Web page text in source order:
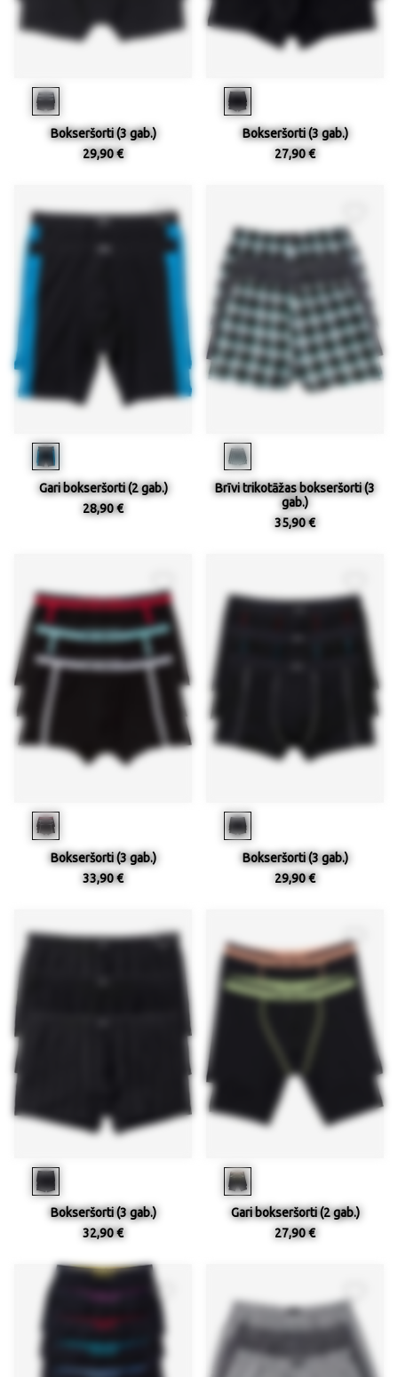
Bokseršorti (3 gab.)
29,90 €
Bokseršorti (3 gab.)
27,90 €
Gari bokseršorti (2 gab.)
28,90 €
Brīvi trikotāžas bokseršorti (3
gab.)
35,90 €
Bokseršorti (3 gab.)
33,90 €
Bokseršorti (3 gab.)
29,90 €
Bokseršorti (3 gab.)
32,90 €
Gari bokseršorti (2 gab.)
27,90 €